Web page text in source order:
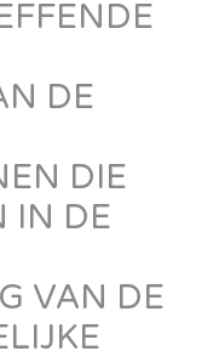
DE
DIE
IN DE
VAN DE